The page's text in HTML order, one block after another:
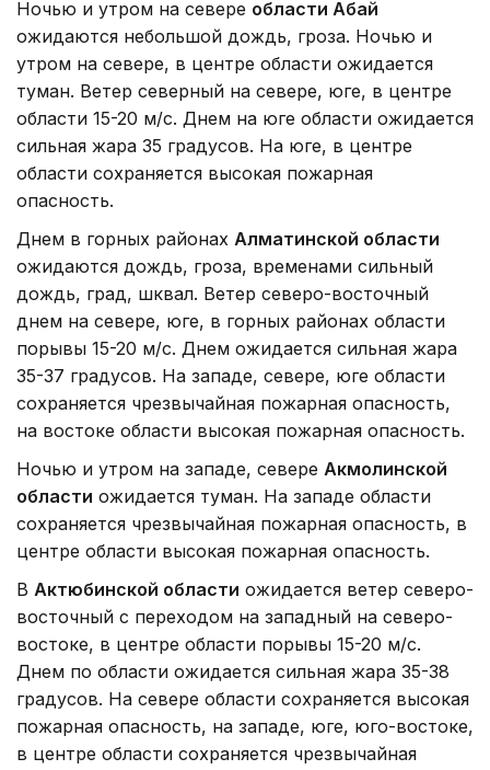
Ночью и утром на севере области Абай
ожидаются небольшой дождь, гроза. Ночью и
утром на севере, в центре области ожидается
туман. Ветер северный на севере, юге, в центре
области 15-20 м/с. Днем на юге области ожидается
сильная жара 35 градусов. На юге, в центре
области сохраняется высокая пожарная
опасность.
Днем в горных районах Алматинской области
ожидаются дождь, гроза, временами сильный
дождь, град, шквал. Ветер северо-восточный
днем на севере, юге, в горных районах области
порывы 15-20 м/с. Днем ожидается сильная жара
35-37 градусов. На западе, севере, юге области
сохраняется чрезвычайная пожарная опасность,
на востоке области высокая пожарная опасность.
Ночью и утром на западе, севере Акмолинской
области ожидается туман. На западе области
сохраняется чрезвычайная пожарная опасность, в
центре области высокая пожарная опасность.
В Актюбинской области ожидается ветер северо-
восточный с переходом на западный на северо-
востоке, в центре области порывы 15-20 м/с.
Днем по области ожидается сильная жара 35-38
градусов. На севере области сохраняется высокая
пожарная опасность, на западе, юге, юго-востоке,
в центре области сохраняется чрезвычайная